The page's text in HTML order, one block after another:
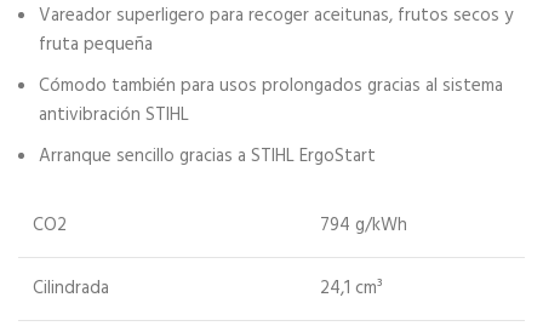
Vareador superligero para recoger aceitunas, frutos secos y
fruta pequeña
Cómodo también para usos prolongados gracias al sistema
antivibración STIHL
Arranque sencillo gracias a STIHL ErgoStart
CO2 794 g/kWh
Cilindrada 24,1 cm³